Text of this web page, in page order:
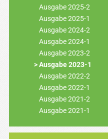
Ausgabe 2025-2
Ausgabe 2025-1
Ausgabe 2024-2
Ausgabe 2024-1
Ausgabe 2023-2
Ausgabe 2023-1
Ausgabe 2022-2
Ausgabe 2022-1
Ausgabe 2021-2
Ausgabe 2021-1